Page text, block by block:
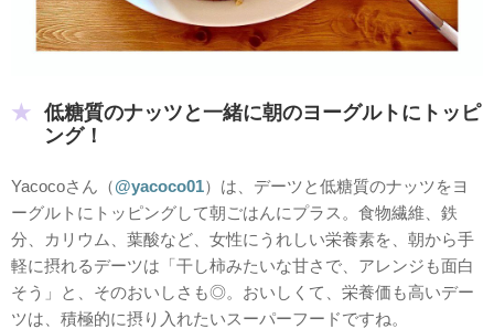
低糖質のナッツと一緒に朝のヨーグルトにトッピ
ング！
Yacocoさん（@yacoco01）は、デーツと低糖質のナッツをヨ
ーグルトにトッピングして朝ごはんにプラス。食物繊維、鉄
分、カリウム、葉酸など、女性にうれしい栄養素を、朝から手
軽に摂れるデーツは「干し柿みたいな甘さで、アレンジも面白
そう」と、そのおいしさも◎。おいしくて、栄養価も高いデー
ツは、積極的に摂り入れたいスーパーフードですね。